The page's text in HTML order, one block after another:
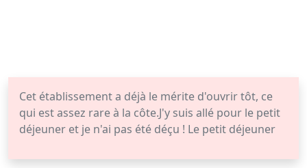
Cet établissement a déjà le mérite d'ouvrir tôt, ce
qui est assez rare à la côte.J'y suis allé pour le petit
déjeuner et je n'ai pas été déçu ! Le petit déjeuner